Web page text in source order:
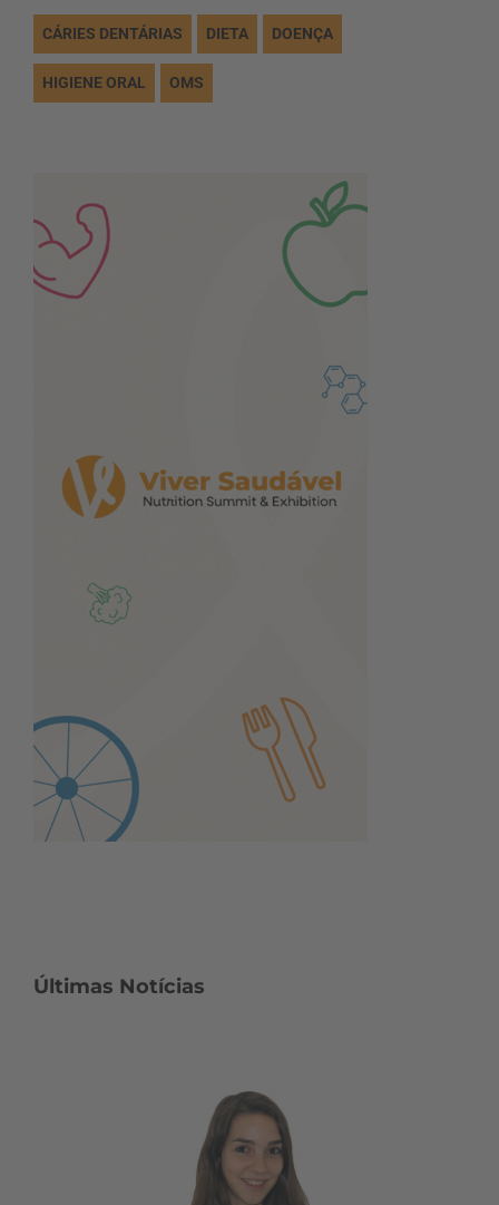
CÁRIES DENTÁRIAS DIETA DOENÇA
HIGIENE ORAL OMS
Últimas Notícias